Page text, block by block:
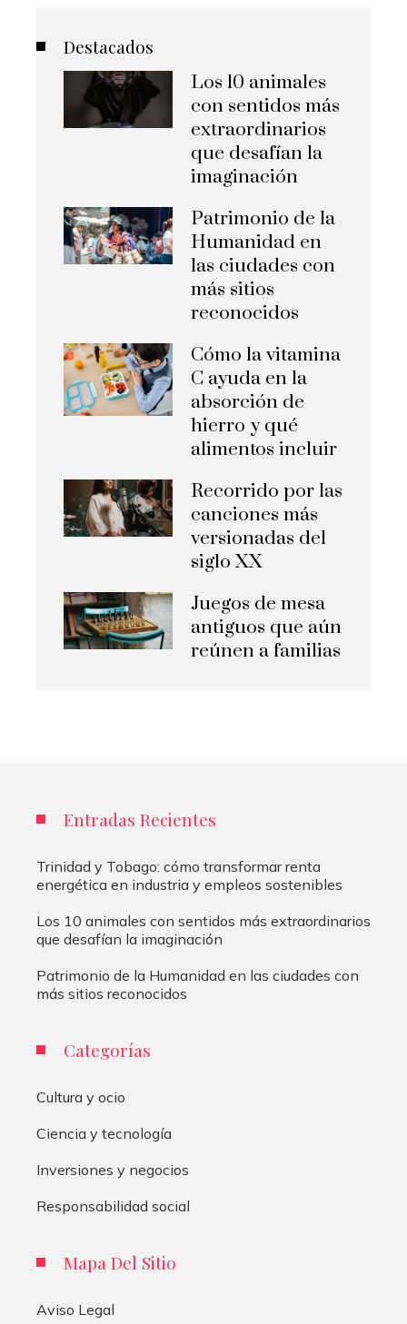
Destacados
Los 10 animales
con sentidos más
extraordinarios
que desafían la
imaginación
Patrimonio de la
Humanidad en
las ciudades con
más sitios
reconocidos
Cómo la vitamina
C ayuda en la
absorción de
hierro y qué
alimentos incluir
Recorrido por las
canciones más
versionadas del
siglo XX
Juegos de mesa
antiguos que aún
reúnen a familias
Entradas Recientes
Trinidad y Tobago: cómo transformar renta
energética en industria y empleos sostenibles
Los 10 animales con sentidos más extraordinarios
que desafían la imaginación
Patrimonio de la Humanidad en las ciudades con
más sitios reconocidos
Categorías
Cultura y ocio
Ciencia y tecnología
Inversiones y negocios
Responsabilidad social
Mapa Del Sitio
Aviso Legal